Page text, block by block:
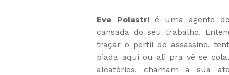
Eve Polastrié uma agente
cansada do seu trabalho.
traçar o perfil do assassino,
piada aqui ou ali pra vê se
aleatórios, chamam a sua